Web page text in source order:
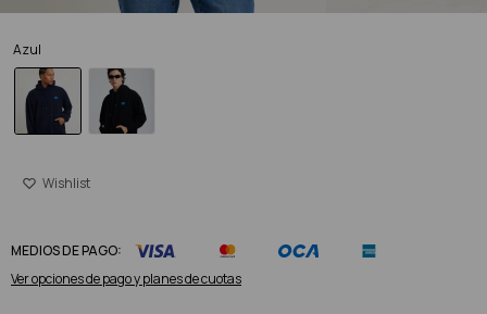
Azul
MEDIOS DE PAGO:
Ver opciones de pago y planes de cuotas